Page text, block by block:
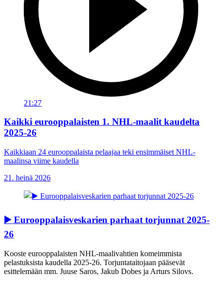
21:27
Kaikki eurooppalaisten 1. NHL-maalit kaudelta
2025-26
Kaikkiaan 24 eurooppalaista pelaajaa teki ensimmäiset NHL-
maalinsa viime kaudella
21. heinä 2026
▶️ Eurooppalaisveskarien parhaat torjunnat 2025-
26
Kooste eurooppalaisten NHL-maalivahtien komeimmista
pelastuksista kaudella 2025-26. Torjuntataitojaan pääsevät
esittelemään mm. Juuse Saros, Jakub Dobes ja Arturs Silovs.